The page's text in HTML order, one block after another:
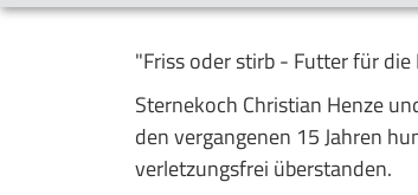
"Friss oder stirb - Futter für
Sternekoch Christian Henze
den vergangenen 15 Jahren
verletzungsfrei überstanden.